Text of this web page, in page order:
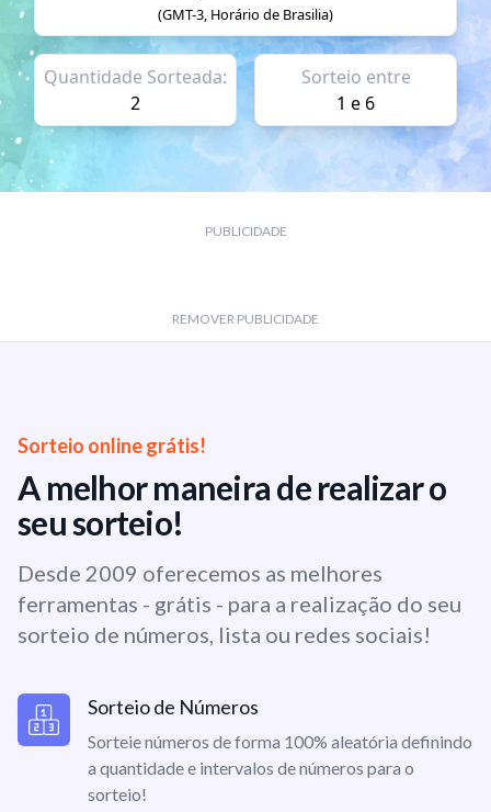
(GMT-3, Horário de Brasilia)
Quantidade Sorteada:
2
Sorteio entre
1 e 6
PUBLICIDADE
REMOVER PUBLICIDADE
Sorteio online grátis!
A melhor maneira de realizar o
seu sorteio!
Desde 2009 oferecemos as melhores
ferramentas - grátis - para a realização do seu
sorteio de números, lista ou redes sociais!
Sorteio de Números
Sorteie números de forma 100% aleatória definindo
a quantidade e intervalos de números para o
sorteio!